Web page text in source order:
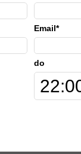
Email*
do